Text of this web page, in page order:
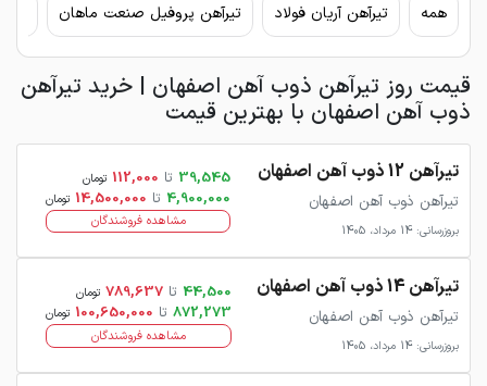
همه تیرآهن آریان فولاد تیرآهن پروفیل صنعت ماهان
قیمت روز تیرآهن ذوب آهن اصفهان | خرید تیرآهن
ذوب آهن اصفهان با بهترین قیمت
تیرآهن 12 ذوب آهن اصفهان
تیرآهن ذوب آهن اصفهان
بروزرسانی: 14 مرداد، 1405
39,545 تا 112,000 تومان
4,900,000 تا 14,500,000 تومان
مشاهده فروشندگان
تیرآهن 14 ذوب آهن اصفهان
تیرآهن ذوب آهن اصفهان
بروزرسانی: 14 مرداد، 1405
44,500 تا 789,637 تومان
872,273 تا 100,650,000 تومان
مشاهده فروشندگان